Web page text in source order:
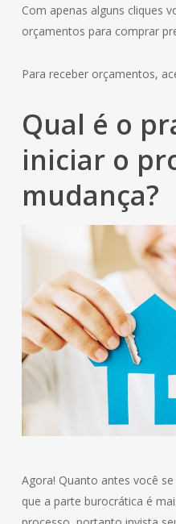
Com apenas alguns cliques
orçamentos para comprar
Para receber orçamentos,
Qual é o
iniciar o
mudança?
Agora! Quanto antes você
que a parte burocrática é